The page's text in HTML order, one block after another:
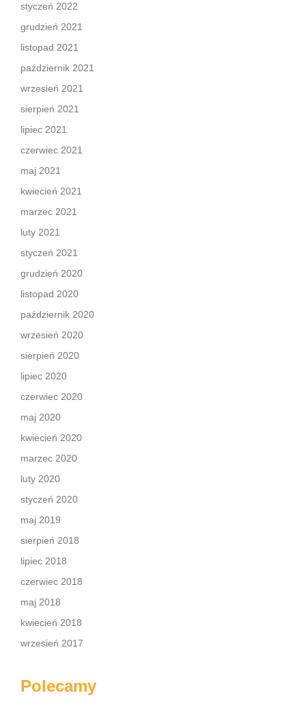
styczeń 2022
grudzień 2021
listopad 2021
październik 2021
wrzesień 2021
sierpień 2021
lipiec 2021
czerwiec 2021
maj 2021
kwiecień 2021
marzec 2021
luty 2021
styczeń 2021
grudzień 2020
listopad 2020
październik 2020
wrzesień 2020
sierpień 2020
lipiec 2020
czerwiec 2020
maj 2020
kwiecień 2020
marzec 2020
luty 2020
styczeń 2020
maj 2019
sierpień 2018
lipiec 2018
czerwiec 2018
maj 2018
kwiecień 2018
wrzesień 2017
Polecamy